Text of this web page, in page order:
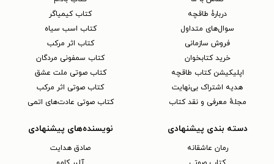
دربارهٔ طاقچه
سوال‌های متداول
فروش سازمانی
خرید کتابخوان
اپلیکیشن کتاب طاقچه
هدیه اشتراک بی‌نهایت
مجلهٔ معرفی و نقد کتاب
کتاب کیمیاگر
کتاب اسب سیاه
کتاب اثر مرکب
کتاب سمفونی مردگان
کتاب صوتی ملت عشق
کتاب صوتی اثر مرکب
کتاب صوتی عادت‌های اتمی
دسته بندی پیشنهادی
رمان عاشقانه
نویسنده‌های پیشنهادی
صادق هدایت